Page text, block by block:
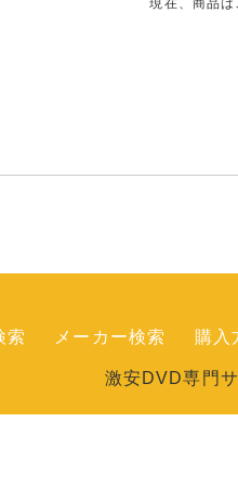
索 メーカー検索 購入
激安DVD専門